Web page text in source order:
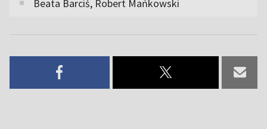
Beata Barciś, Robert Mańkowski